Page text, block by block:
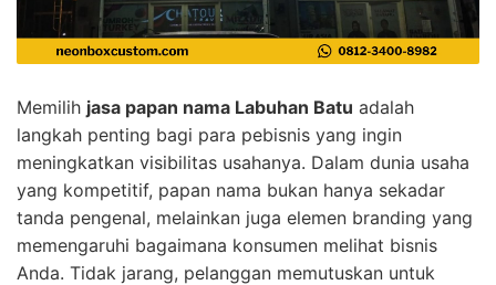
Memilih jasa papan nama Labuhan Batu adalah
langkah penting bagi para pebisnis yang ingin
meningkatkan visibilitas usahanya. Dalam dunia usaha
yang kompetitif, papan nama bukan hanya sekadar
tanda pengenal, melainkan juga elemen branding yang
memengaruhi bagaimana konsumen melihat bisnis
Anda. Tidak jarang, pelanggan memutuskan untuk